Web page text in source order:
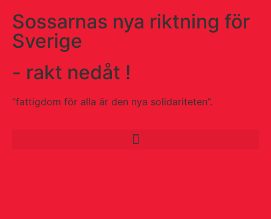
Sossarnas nya riktning för
Sverige
- rakt nedåt !
”fattigdom för alla är den nya solidariteten”.